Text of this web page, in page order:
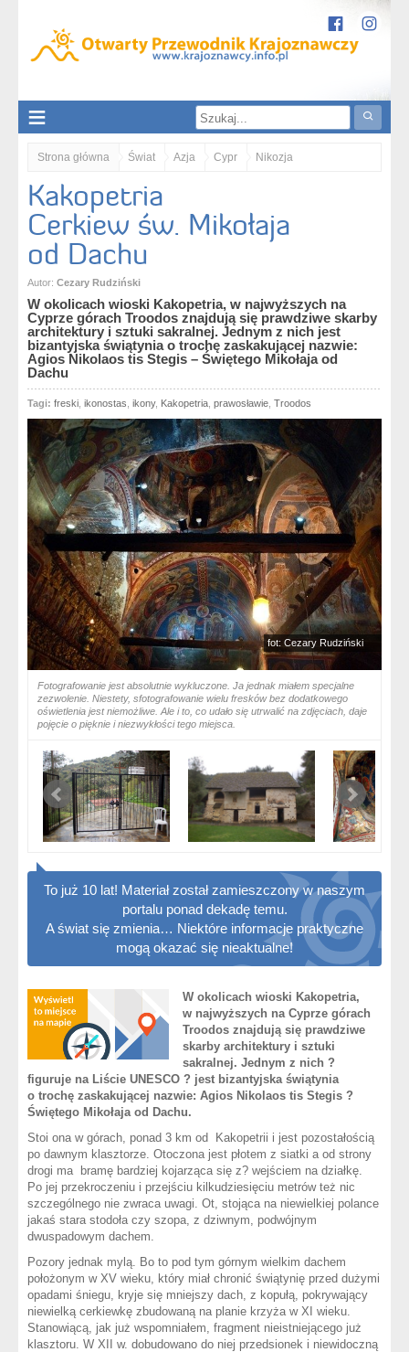
Strona główna Świat Azja Cypr Nikozja
Kakopetria. Cerkiew św. Mikołaja od Dachu
Kakopetria
Cerkiew św. Mikołaja
od Dachu
Autor: Cezary Rudziński
W okolicach wioski Kakopetria, w najwyższych na
Cyprze górach Troodos znajdują się prawdziwe skarby
architektury i sztuki sakralnej. Jednym z nich jest
bizantyjska świątynia o trochę zaskakującej nazwie:
Agios Nikolaos tis Stegis – Świętego Mikołaja od
Dachu
Tagi: freski ikonostas ikony, Kakopetria prawosławie Troodos
fot: Cezary Rudziński
Fotografowanie jest absolutnie wykluczone. Ja jednak miałem specjalne
zezwolenie. Niestety, sfotografowanie wielu fresków bez dodatkowego
oświetlenia jest niemożliwe. Ale i to, co udało się utrwalić na zdjęciach, daje
pojęcie o pięknie i niezwykłości tego miejsca.
To już 10 lat! Materiał został zamieszczony w naszym
portalu ponad dekadę temu.
A świat się zmienia… Niektóre informacje praktyczne
mogą okazać się nieaktualne!
W okolicach wioski Kakopetria,
w najwyższych na Cyprze górach
Troodos znajdują się prawdziwe
skarby architektury i sztuki
sakralnej. Jednym z nich ?
figuruje na Liście UNESCO ? jest bizantyjska świątynia
o trochę zaskakującej nazwie: Agios Nikolaos tis Stegis ?
Świętego Mikołaja od Dachu.
Stoi ona w górach, ponad 3 km od Kakopetrii i jest pozostałością
po dawnym klasztorze. Otoczona jest płotem z siatki a od strony
drogi ma bramę bardziej kojarząca się z? wejściem na działkę.
Po jej przekroczeniu i przejściu kilkudziesięciu metrów też nic
szczególnego nie zwraca uwagi. Ot, stojąca na niewielkiej polance
jakaś stara stodoła czy szopa, z dziwnym, podwójnym
dwuspadowym dachem.
Pozory jednak mylą. Bo to pod tym górnym wielkim dachem
położonym w XV wieku, który miał chronić świątynię przed dużymi
opadami śniegu, kryje się mniejszy dach, z kopułą, pokrywający
niewielką cerkiewkę zbudowaną na planie krzyża w XI wieku.
Stanowiącą, jak już wspomniałem, fragment nieistniejącego już
klasztoru. W XII w. dobudowano do niej przedsionek i niewidoczną